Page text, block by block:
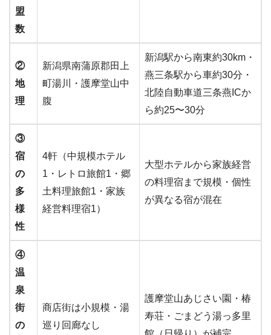
盟
数
②
地
理
新潟県南蒲原郡田上
町湯川・護摩堂山中
腹
新潟駅から南東約30km・
燕三条駅から車約30分・
北陸自動車道三条燕ICか
ら約25〜30分
③
宿
の
多
様
性
4軒（中規模ホテル
1・レトロ旅館1・郷
土料理旅館1・家族
経営料理宿1）
大型ホテルから家族経営
の料理宿まで規模・個性
が異なる宿が混在
④
温
泉
街
の
商店街は小規模・湯
巡り回廊なし
護摩堂山あじさい園・椿
寿荘・ごまどう湯っ多里